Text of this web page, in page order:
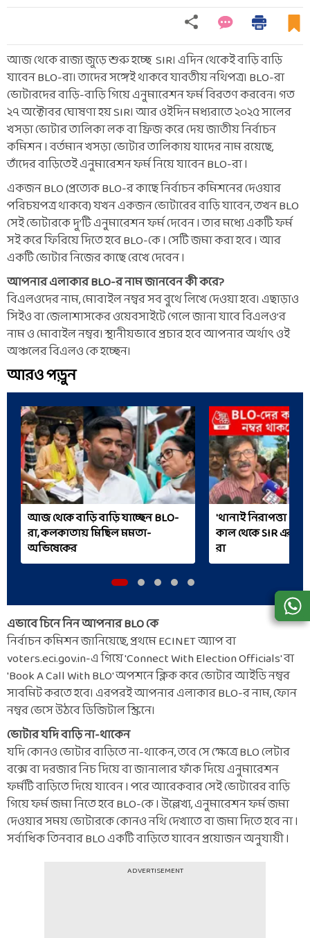
আজ থেকে রাজ্য জুড়ে শুরু হচ্ছে SIR। এদিন থেকেই বাড়ি বাড়ি
যাবেন BLO-রা। তাদের সঙ্গেই থাকবে যাবতীয় নথিপত্র। BLO-রা
ভোটারদের বাড়ি-বাড়ি গিয়ে এনুমারেশন ফর্ম বিরতণ করবেন। গত
২৭ অক্টোবর ঘোষণা হয় SIR৷ আর ওইদিন মধ্যরাতে ২০২৫ সালের
খসড়া ভোটার তালিকা লক বা ফ্রিজ করে দেয় জাতীয় নির্বাচন
কমিশন ৷ বর্তমান খসড়া ভোটার তালিকায় যাদের নাম রয়েছে,
তাঁদের বাড়িতেই এনুমারেশন ফর্ম নিয়ে যাবেন BLO-রা ৷
একজন BLO (প্রত্যেক BLO-র কাছে নির্বাচন কমিশনের দেওয়ার
পরিচয়পত্র থাকবে) যখন একজন ভোটারের বাড়ি যাবেন, তখন BLO
সেই ভোটারকে দু’টি এনুমারেশন ফর্ম দেবেন ৷ তার মধ্যে একটি ফর্ম
সই করে ফিরিয়ে দিতে হবে BLO-কে ৷ সেটি জমা করা হবে ৷ আর
একটি ভোটার নিজের কাছে রেখে দেবেন ৷
আপনার এলাকার BLO-র নাম জানবেন কী করে?
বিএলওদের নাম, মোবাইল নম্বর সব বুথে লিখে দেওয়া হবে। এছাড়াও
সিইও বা জেলাশাসকের ওয়েবসাইটে গেলে জানা যাবে বিএলও’র
নাম ও মোবাইল নম্বর। স্থানীয়ভাবে প্রচার হবে আপনার অর্থাৎ ওই
অঞ্চলের বিএলও কে হচ্ছেন।
আরও পড়ুন
আজ থেকে বাড়ি বাড়ি যাচ্ছেন BLO-
রা, কলকাতায় মিছিল মমতা-
অভিষেকের
'থানাই নিরাপত্তা
কাল থেকে SIR এর
রা
এভাবে চিনে নিন আপনার BLO কে
নির্বাচন কমিশন জানিয়েছে, প্রথমে ECINET অ্যাপ বা
voters.eci.gov.in-এ গিয়ে 'Connect With Election Officials' বা
'Book A Call With BLO' অপশনে ক্লিক করে ভোটার আইডি নম্বর
সাবমিট করতে হবে। এরপরই আপনার এলাকার BLO-র নাম, ফোন
নম্বর ভেসে উঠবে ডিজিটাল স্ক্রিনে।
ভোটার যদি বাড়ি না-থাকেন
যদি কোনও ভোটার বাড়িতে না-থাকেন, তবে সে ক্ষেত্রে BLO লেটার
বক্সে বা দরজার নিচ দিয়ে বা জানালার ফাঁক দিয়ে এনুমারেশন
ফর্মটি বাড়িতে দিয়ে যাবেন ৷ পরে আরেকবার সেই ভোটারের বাড়ি
গিয়ে ফর্ম জমা নিতে হবে BLO-কে ৷ উল্লেখ্য, এনুমারেশন ফর্ম জমা
দেওয়ার সময় ভোটারকে কোনও নথি দেখাতে বা জমা দিতে হবে না ৷
সর্বাধিক তিনবার BLO একটি বাড়িতে যাবেন প্রয়োজন অনুযায়ী ৷
ADVERTISEMENT